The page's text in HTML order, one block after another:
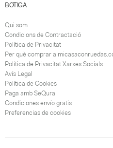
BOTIGA
Qui som
Condicions de Contractació
Política de Privacitat
Per què comprar a
Política de Privacitat Xarxes Socials
Avís Legal
Política de Cookies
Paga amb SeQura
Condiciones envío gratis
Preferencias de cookies